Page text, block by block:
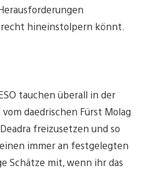
hineinstolpern könnt.
tauchen überall in der
daedrischen Fürst Molag
freizusetzen und so
immer an festgelegten
Schätze mit, wenn ihr das